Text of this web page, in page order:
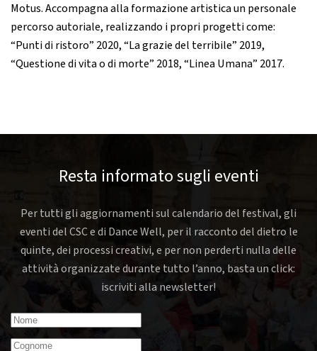
Motus. Accompagna alla formazione artistica un personale
percorso autoriale, realizzando i propri progetti come:
“Punti di ristoro” 2020, “La grazie del terribile” 2019,
“Questione di vita o di morte” 2018, “Linea Umana” 2017.
Resta informato sugli eventi
Per tutti gli aggiornamenti sul calendario del festival, gli
eventi del CSC e di Dance Well, per il racconto del dietro le
quinte, dei processi creativi, e per non perderti nulla delle
attività organizzate durante tutto l’anno, basta un click:
iscriviti alla newsletter!